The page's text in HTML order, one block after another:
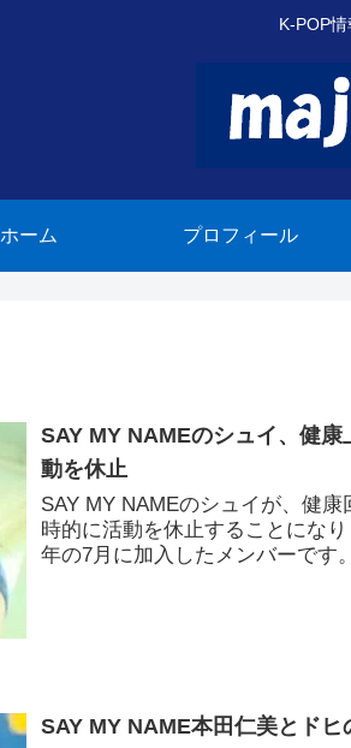
K-POP情
ホーム プロフィール
SAY MY NAMEのシュイ、健
動を休止
SAY MY NAMEのシュイが、健
時的に活動を休止することにな
年の7月に加入したメンバーです。
SAY MY NAME本田仁美とドヒ